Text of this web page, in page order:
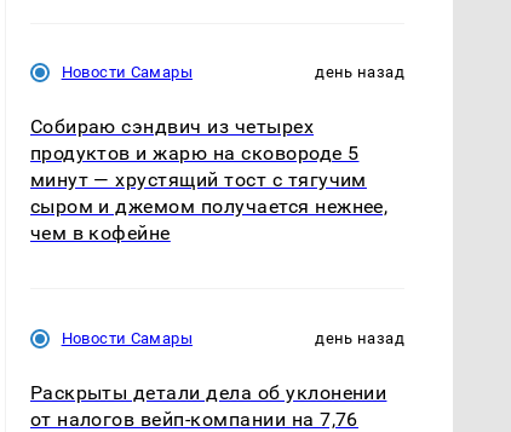
Новости Самары день назад
Собираю сэндвич из четырех
продуктов и жарю на сковороде 5
минут — хрустящий тост с тягучим
сыром и джемом получается нежнее,
чем в кофейне
Новости Самары день назад
Раскрыты детали дела об уклонении
от налогов вейп-компании на 7,76